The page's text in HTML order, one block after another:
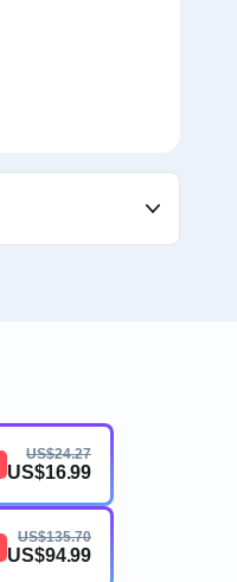
US$24.27
US$16.99
US$135.70
US$94.99